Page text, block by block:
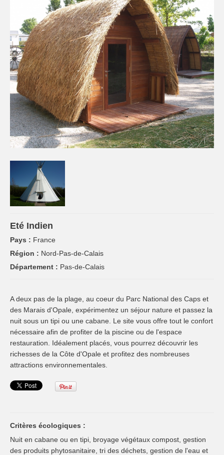
Eté Indien
Pays : France
Région : Nord-Pas-de-Calais
Département : Pas-de-Calais
A deux pas de la plage, au coeur du Parc National des Caps et
des Marais d'Opale, expérimentez un séjour nature et passez la
nuit sous un tipi ou une cabane. Le site vous offre tout le confort
nécessaire afin de profiter de la piscine ou de l'espace
restauration. Idéalement placés, vous pourrez découvrir les
richesses de la Côte d'Opale et profitez des nombreuses
attractions environnementales.
Critères écologiques :
Nuit en cabane ou en tipi, broyage végétaux compost, gestion
des produits phytosanitaire, tri des déchets, gestion de l'eau et